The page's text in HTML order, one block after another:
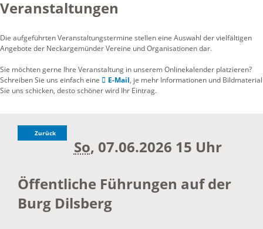
Veranstaltungen
Die aufgeführten Veranstaltungstermine stellen eine Auswahl der vielfältigen
Angebote der Neckargemünder Vereine und Organisationen dar.
Sie möchten gerne Ihre Veranstaltung in unserem Onlinekalender platzieren?
Schreiben Sie uns einfach eine
E-Mail, je mehr Informationen und Bildmaterial
Sie uns schicken, desto schöner wird Ihr Eintrag.
Zurück
So, 07.06.2026 15 Uhr
Öffentliche Führungen auf der
Burg Dilsberg